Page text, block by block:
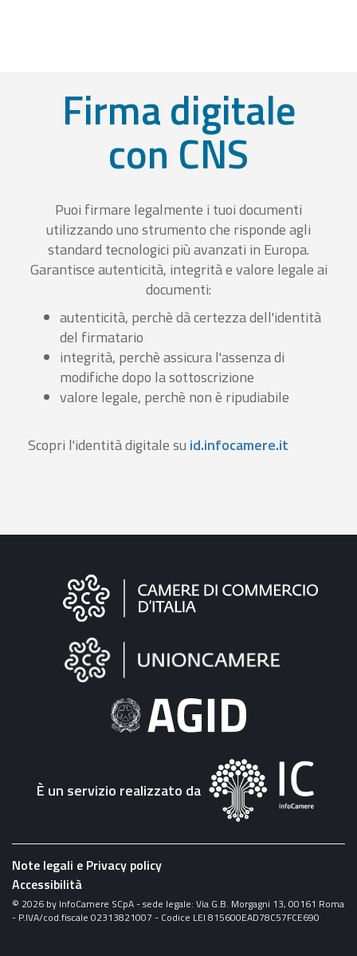
Firma digitale
con CNS
Puoi firmare legalmente i tuoi documenti
utilizzando uno strumento che risponde agli
standard tecnologici più avanzati in Europa.
Garantisce autenticità, integrità e valore legale ai
documenti:
autenticità, perchè dà certezza dell'identità
del firmatario
integrità, perchè assicura l'assenza di
modifiche dopo la sottoscrizione
valore legale, perchè non è ripudiabile
Scopri l'identità digitale su id.infocamere.it
Informazioni
"Fattura
Elettronica"
È un servizio realizzato da
Note legali e Privacy policy
Accessibilità
© 2026 by InfoCamere SCpA - sede legale: Via G.B. Morgagni 13, 00161 Roma
- P.IVA/cod.fiscale 02313821007 - Codice LEI 815600EAD78C57FCE690